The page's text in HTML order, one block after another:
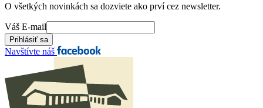
O všetkých novinkách sa dozviete ako prví cez newsletter.
Váš E-mail
Navštívte náš